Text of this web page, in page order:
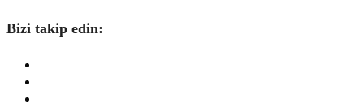
Bizi takip edin: